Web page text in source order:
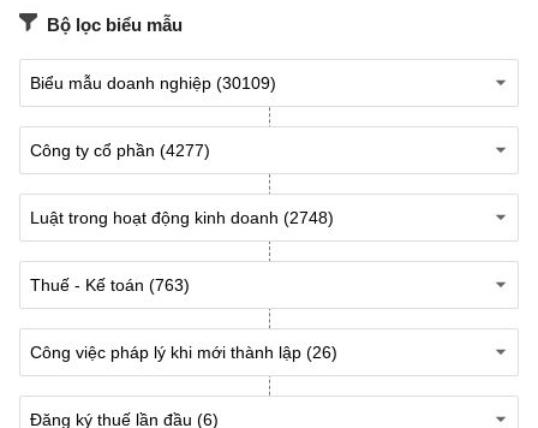
Điều 2. Chế độ và phụ cấp
Ông/ Bà .............. được hưởng các chế độ và phụ
cấp theo quy chế hiện hành của Công ty và Hợp
đồng lao động.
Điều 3. Quyền và nghĩa vụ
(Tổng) Giám đốc
là người đại diện theo pháp luật
của Công ty.
(Tổng) Giám đốctổ chức điều hành hoạt động của
Công ty theo quyết định củaHội đồng quản trị / Hội
Bộ lọc biểu mẫu